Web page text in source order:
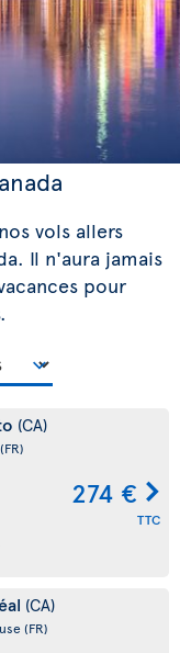
vols allers
Il n'aura jamais
pour
(CA)
(FR)
274 €
TTC
(CA)
(FR)